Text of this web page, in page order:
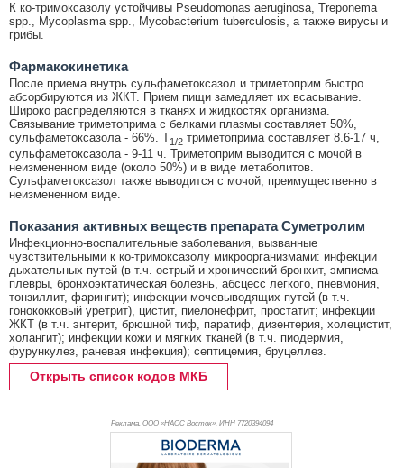
К ко-тримоксазолу устойчивы Pseudomonas aeruginosa, Treponema
spp., Mycoplasma spp., Mycobacterium tuberculosis, а также вирусы и
грибы.
Фармакокинетика
После приема внутрь сульфаметоксазол и триметоприм быстро
абсорбируются из ЖКТ. Прием пищи замедляет их всасывание.
Широко распределяются в тканях и жидкостях организма.
Связывание триметоприма с белками плазмы составляет 50%,
сульфаметоксазола - 66%. T1/2 триметоприма составляет 8.6-17 ч,
сульфаметоксазола - 9-11 ч. Триметоприм выводится с мочой в
неизмененном виде (около 50%) и в виде метаболитов.
Сульфаметоксазол также выводится с мочой, преимущественно в
неизмененном виде.
Показания активных веществ препарата Суметролим
Инфекционно-воспалительные заболевания, вызванные
чувствительными к ко-тримоксазолу микроорганизмами: инфекции
дыхательных путей (в т.ч. острый и хронический бронхит, эмпиема
плевры, бронхоэктатическая болезнь, абсцесс легкого, пневмония,
тонзиллит, фарингит); инфекции мочевыводящих путей (в т.ч.
гонококковый уретрит), цистит, пиелонефрит, простатит; инфекции
ЖКТ (в т.ч. энтерит, брюшной тиф, паратиф, дизентерия, холецистит,
холангит); инфекции кожи и мягких тканей (в т.ч. пиодермия,
фурункулез, раневая инфекция); септицемия, бруцеллез.
Открыть список кодов МКБ
Реклама. ООО «НАОС Восток», ИНН 7720394094